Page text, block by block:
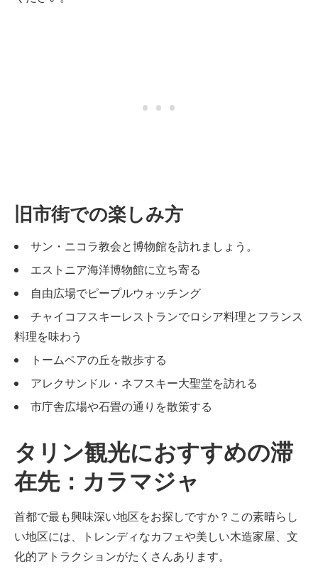
旧市街での楽しみ方
サン・ニコラ教会と博物館を訪れましょう。
エストニア海洋博物館に立ち寄る
自由広場でピープルウォッチング
チャイコフスキーレストランでロシア料理とフランス
料理を味わう
トームペアの丘を散歩する
アレクサンドル・ネフスキー大聖堂を訪れる
市庁舎広場や石畳の通りを散策する
タリン観光におすすめの滞
在先：カラマジャ
首都で最も興味深い地区をお探しですか？この素晴らし
い地区には、トレンディなカフェや美しい木造家屋、文
化的アトラクションがたくさんあります。